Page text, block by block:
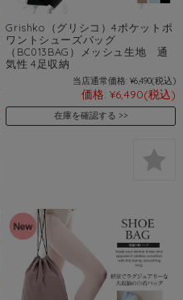
Grishko（グリシコ）4ポケットポ
ワントシューズバッグ
（BC013BAG）メッシュ生地 通
気性 4足収納
当店通常価格: ¥6,490(税込)
価格: ¥6,490(税込)
在庫を確認する